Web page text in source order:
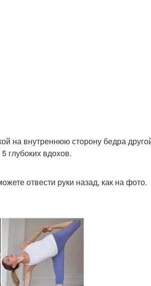
на внутреннюю сторону бедра
глубоких вдохов.
отвести руки назад, как на фото.